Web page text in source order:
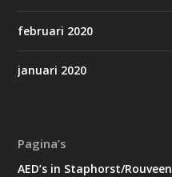
februari 2020
januari 2020
Pagina’s
AED’s in Staphorst/Rouveen